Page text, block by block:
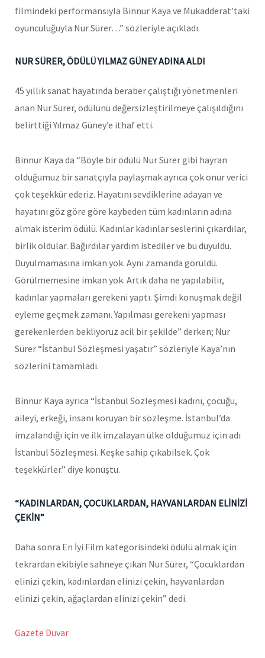
filmindeki performansıyla Binnur Kaya ve Mukadderat’taki
oyunculuğuyla Nur Sürer…” sözleriyle açıkladı.
NUR SÜRER, ÖDÜLÜ YILMAZ GÜNEY ADINA ALDI
45 yıllık sanat hayatında beraber çalıştığı yönetmenleri
anan Nur Sürer, ödülünü değersizleştirilmeye çalışıldığını
belirttiği Yılmaz Güney’e ithaf etti.
Binnur Kaya da “Böyle bir ödülü Nur Sürer gibi hayran
olduğumuz bir sanatçıyla paylaşmak ayrıca çok onur verici
çok teşekkür ederiz. Hayatını sevdiklerine adayan ve
hayatını göz göre göre kaybeden tüm kadınların adına
almak isterim ödülü. Kadınlar kadınlar seslerini çıkardılar,
birlik oldular. Bağırdılar yardım istediler ve bu duyuldu.
Duyulmamasına imkan yok. Aynı zamanda görüldü.
Görülmemesine imkan yok. Artık daha ne yapılabilir,
kadınlar yapmaları gerekeni yaptı. Şimdi konuşmak değil
eyleme geçmek zamanı. Yapılması gerekeni yapması
gerekenlerden bekliyoruz acil bir şekilde” derken; Nur
Sürer “İstanbul Sözleşmesi yaşatır” sözleriyle Kaya’nın
sözlerini tamamladı.
Binnur Kaya ayrıca “İstanbul Sözleşmesi kadını, çocuğu,
aileyi, erkeği, insanı koruyan bir sözleşme. İstanbul’da
imzalandığı için ve ilk imzalayan ülke olduğumuz için adı
İstanbul Sözleşmesi. Keşke sahip çıkabilsek. Çok
teşekkürler.” diye konuştu.
“KADINLARDAN, ÇOCUKLARDAN, HAYVANLARDAN ELİNİZİ
ÇEKİN”
Daha sonra En İyi Film kategorisindeki ödülü almak için
tekrardan ekibiyle sahneye çıkan Nur Sürer, “Çocuklardan
elinizi çekin, kadınlardan elinizi çekin, hayvanlardan
elinizi çekin, ağaçlardan elinizi çekin” dedi.
Gazete Duvar